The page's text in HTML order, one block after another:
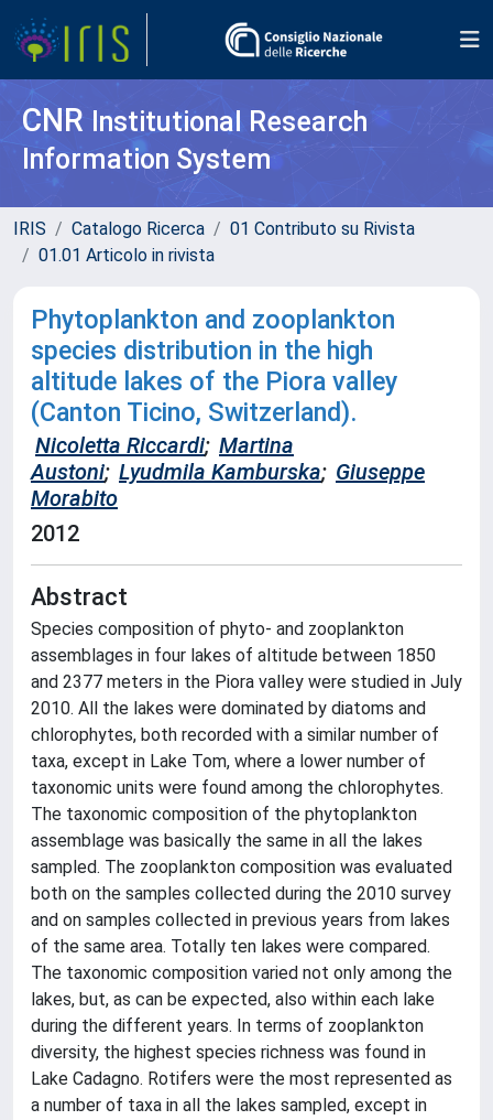
CNR Institutional Research
Information System
IRIS Catalogo Ricerca
01 Contributo su Rivista
01.01 Articolo in rivista
Phytoplankton and zooplankton
species distribution in the high
altitude lakes of the Piora valley
(Canton Ticino, Switzerland).
Nicoletta Riccardi; Martina
Austoni; Lyudmila Kamburska; Giuseppe
Morabito
2012
Abstract
Species composition of phyto- and zooplankton
assemblages in four lakes of altitude between 1850
and 2377 meters in the Piora valley were studied in July
2010. All the lakes were dominated by diatoms and
chlorophytes, both recorded with a similar number of
taxa, except in Lake Tom, where a lower number of
taxonomic units were found among the chlorophytes.
The taxonomic composition of the phytoplankton
assemblage was basically the same in all the lakes
sampled. The zooplankton composition was evaluated
both on the samples collected during the 2010 survey
and on samples collected in previous years from lakes
of the same area. Totally ten lakes were compared.
The taxonomic composition varied not only among the
lakes, but, as can be expected, also within each lake
during the different years. In terms of zooplankton
diversity, the highest species richness was found in
Lake Cadagno. Rotifers were the most represented as
a number of taxa in all the lakes sampled, except in